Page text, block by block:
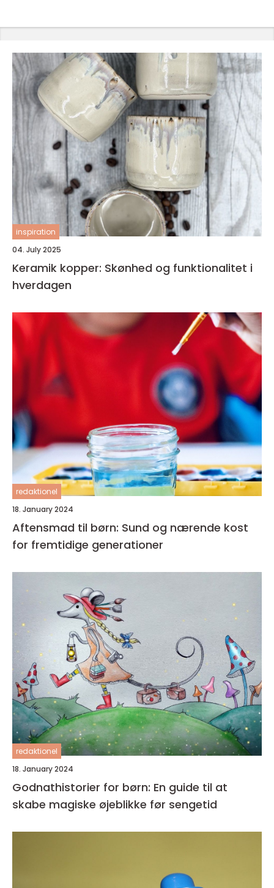
inspiration
04. July 2025
Keramik kopper: Skønhed og funktionalitet i
hverdagen
redaktionel
18. January 2024
Aftensmad til børn: Sund og nærende kost
for fremtidige generationer
redaktionel
18. January 2024
Godnathistorier for børn: En guide til at
skabe magiske øjeblikke før sengetid